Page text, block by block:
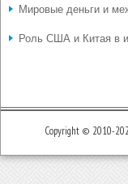
Мировые деньги и
Роль США и Китая в
Copyright © 2010-